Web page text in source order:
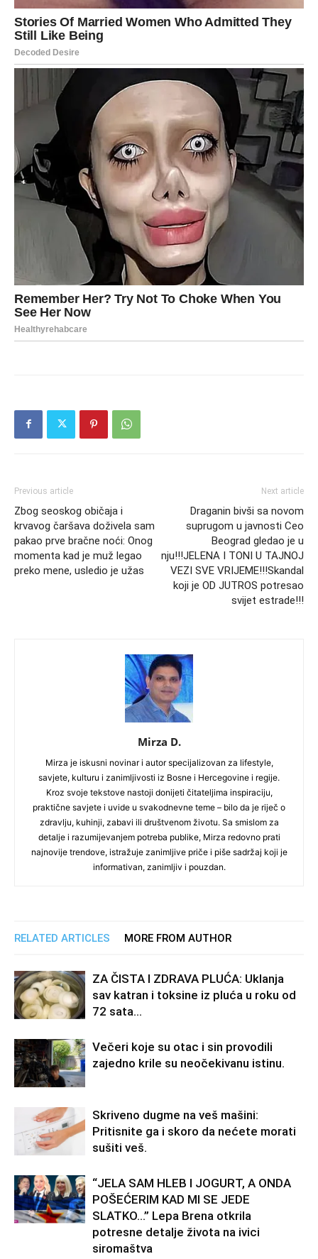
Previous article
Zbog seoskog običaja i
krvavog čaršava doživela sam
pakao prve bračne noći: Onog
momenta kad je muž legao
preko mene, usledio je užas
Next article
Draganin bivši sa novom
suprugom u javnosti Ceo
Beograd gledao je u
nju!!!JELENA I TONI U TAJNOJ
VEZI SVE VRIJEME!!!Skandal
koji je OD JUTROS potresao
svijet estrade!!!
Mirza D.
Mirza je iskusni novinar i autor specijalizovan za lifestyle,
savjete, kulturu i zanimljivosti iz Bosne i Hercegovine i regije.
Kroz svoje tekstove nastoji donijeti čitateljima inspiraciju,
praktične savjete i uvide u svakodnevne teme – bilo da je riječ o
zdravlju, kuhinji, zabavi ili društvenom životu. Sa smislom za
detalje i razumijevanjem potreba publike, Mirza redovno prati
najnovije trendove, istražuje zanimljive priče i piše sadržaj koji je
informativan, zanimljiv i pouzdan.
RELATED ARTICLES MORE FROM AUTHOR
ZA ČISTA I ZDRAVA PLUĆA: Uklanja
sav katran i toksine iz pluća u roku od
72 sata…
Večeri koje su otac i sin provodili
zajedno krile su neočekivanu istinu.
Skriveno dugme na veš mašini:
Pritisnite ga i skoro da nećete morati
sušiti veš.
“JELA SAM HLEB I JOGURT, A ONDA
POŠEĆERIM KAD MI SE JEDE
SLATKO…” Lepa Brena otkrila
potresne detalje života na ivici
siromaštva